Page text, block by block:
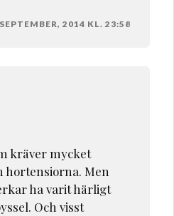
2014 KL. 23:58
kräver mycket
hortensiorna. Men
ha varit härligt
Och visst